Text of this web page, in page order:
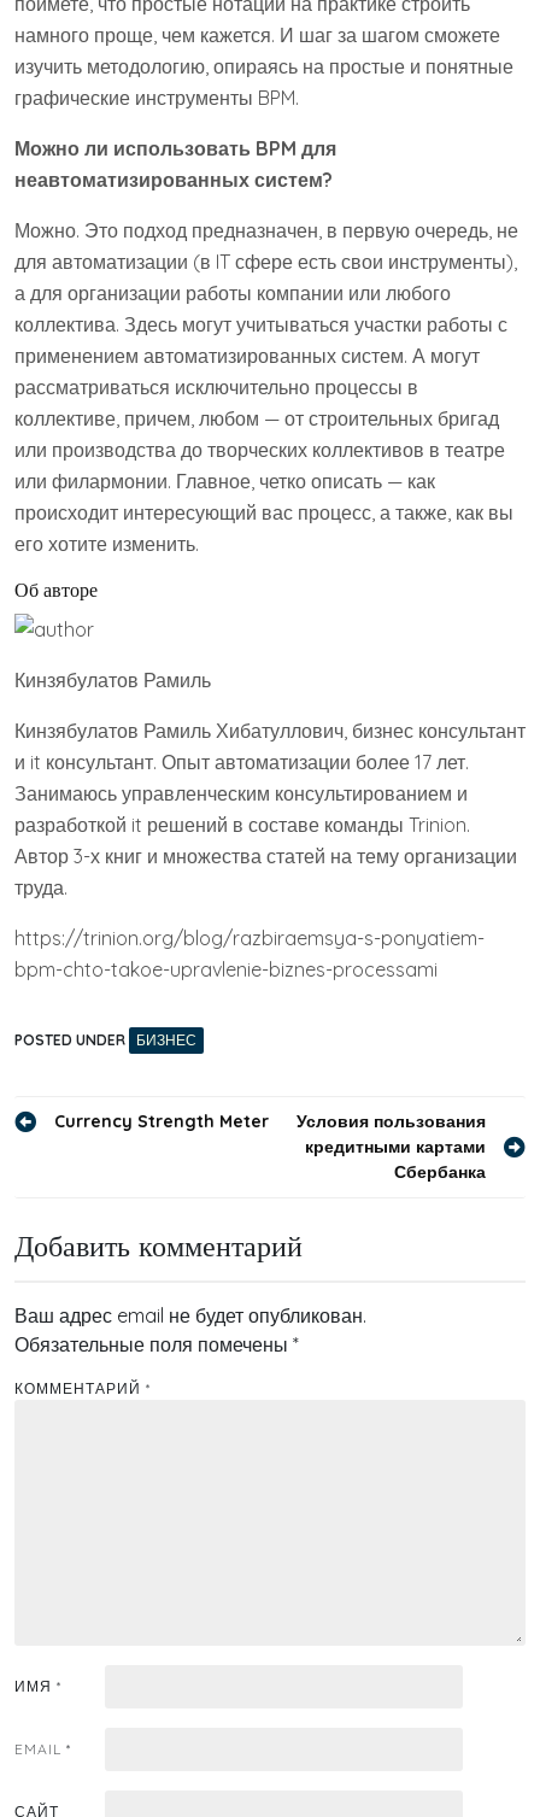
намного проще, чем кажется. И шаг за шагом сможете
изучить методологию, опираясь на простые и понятные
графические инструменты BPM.
Можно ли использовать BPM для
неавтоматизированных систем?
Можно. Это подход предназначен, в первую очередь, не
для автоматизации (в IT сфере есть свои инструменты),
а для организации работы компании или любого
коллектива. Здесь могут учитываться участки работы с
применением автоматизированных систем. А могут
рассматриваться исключительно процессы в
коллективе, причем, любом — от строительных бригад
или производства до творческих коллективов в театре
или филармонии. Главное, четко описать — как
происходит интересующий вас процесс, а также, как вы
его хотите изменить.
Об авторе
Кинзябулатов Рамиль
Кинзябулатов Рамиль Хибатуллович, бизнес консультант
и it консультант. Опыт автоматизации более 17 лет.
Занимаюсь управленческим консультированием и
разработкой it решений в составе команды Trinion.
Автор 3-х книг и множества статей на тему организации
труда.
https://trinion.org/blog/razbiraemsya-s-ponyatiem-
bpm-chto-takoe-upravlenie-biznes-processami
POSTED UNDER БИЗНЕС
Навигация
Currency Strength Meter
Условия пользования
кредитными картами
Сбербанка
Добавить комментарий
Ваш адрес email не будет опубликован.
Обязательные поля помечены *
КОММЕНТАРИЙ *
ИМЯ *
EMAIL *
САЙТ